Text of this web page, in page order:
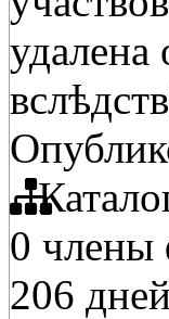
удалена
0 члены
206